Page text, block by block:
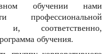
обучении нами
профессиональной
и, соответственно,
обучения.